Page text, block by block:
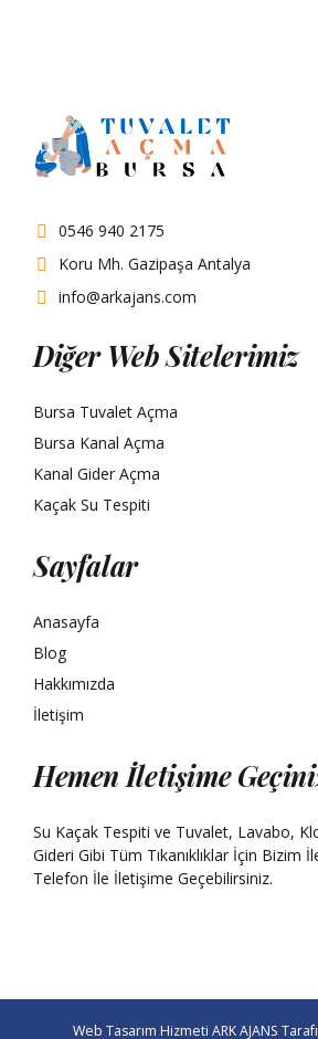
0546 940 2175
Koru Mh. Gazipaşa Antalya
info@arkajans.com
Diğer Web Sitelerimiz
Bursa Tuvalet Açma
Bursa Kanal Açma
Kanal Gider Açma
Kaçak Su Tespiti
Sayfalar
Anasayfa
Blog
Hakkımızda
İletişim
Hemen İletişime
Su Kaçak Tespiti ve Tuvalet, Lavabo,
Gideri Gibi Tüm Tıkanıklıklar İçin Bizim
Telefon İle İletişime Geçebilirsiniz.
Web Tasarım Hizmeti ARK AJANS